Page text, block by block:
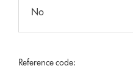
No
Reference code: